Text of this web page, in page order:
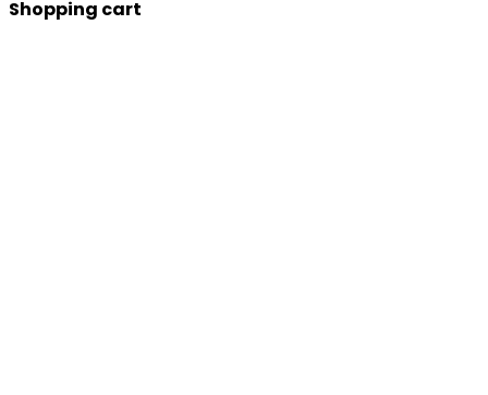
Shopping cart